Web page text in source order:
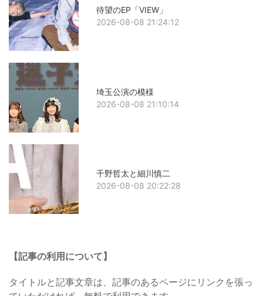
待望のEP「VIEW」
2026-08-08 21:24:12
埼玉公演の模様
2026-08-08 21:10:14
千野哲太と細川慎二
2026-08-08 20:22:28
【記事の利用について】
タイトルと記事文章は、記事のあるページにリンクを張っ